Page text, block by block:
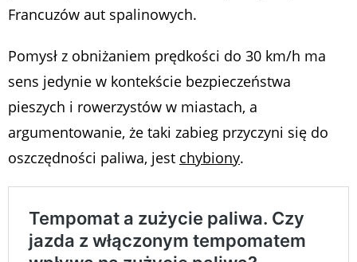
Francuzów aut spalinowych.
Pomysł z obniżaniem prędkości do 30 km/h ma
sens jedynie w kontekście bezpieczeństwa
pieszych i rowerzystów w miastach, a
argumentowanie, że taki zabieg przyczyni się do
oszczędności paliwa, jest chybiony.